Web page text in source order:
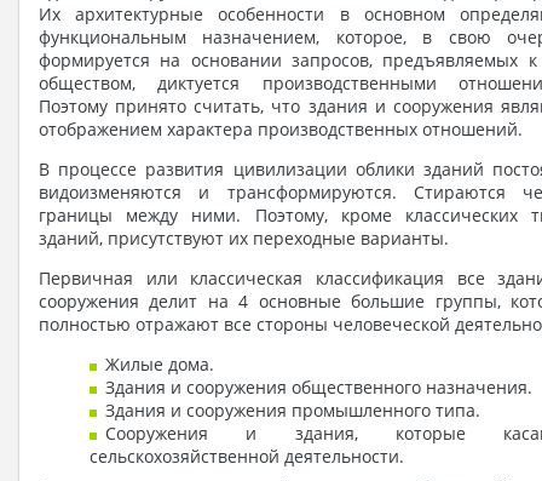
Их архитектурные особенности в основном
функциональным назначением, которое, в свою
формируется на основании запросов, предъявляемых
обществом, диктуется производственными
Поэтому принято считать, что здания и сооружения
отображением характера производственных отношений.
В процессе развития цивилизации облики зданий
видоизменяются и трансформируются. Стираются
границы между ними. Поэтому, кроме классических
зданий, присутствуют их переходные варианты.
Первичная или классическая классификация все
сооружения делит на 4 основные большие группы,
полностью отражают все стороны человеческой
Жилые дома.
Здания и сооружения общественного назначения.
Здания и сооружения промышленного типа.
Сооружения и здания, которые
сельскохозяйственной деятельности.